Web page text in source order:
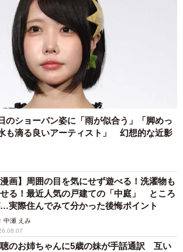
のショーパン姿に「雨が似合う」「脚めっ
も滴る良いアーティスト」 幻想的な近影
漫画】周囲の目を気にせず遊べる！洗濯物も
る！最近人気の戸建ての「中庭」 ところ
実際住んでみて分かった後悔ポイント
中瀬 えみ
のお姉ちゃんに5歳の妹が手話通訳 互い